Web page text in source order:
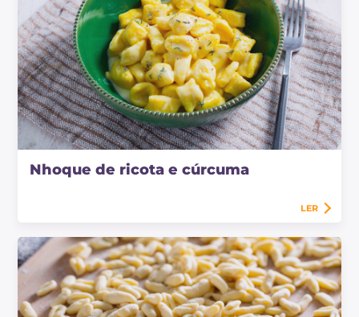
Nhoque de ricota e cúrcuma
LER